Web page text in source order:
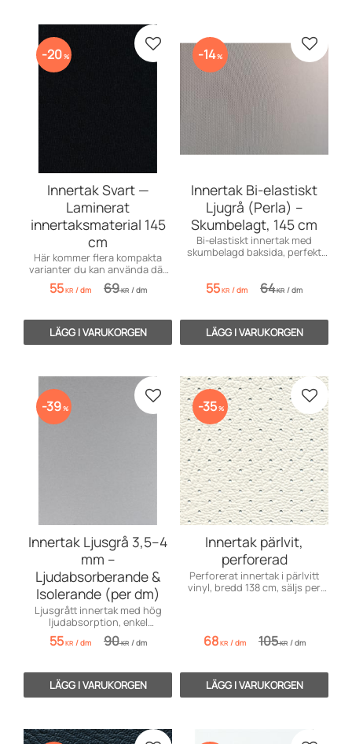
Innertak Svart —
Laminerat
innertaksmaterial 145
cm
Här kommer flera kompakta
varianter du kan använda där
utrymmet är begränsat — välj
den som passar bäst.
55KR /dm 69KR /dm
20% Lägg till i favoriter
Innertak Bi-elastiskt
Ljugrå (Perla) –
Skumbelagt, 145 cm
Bi-elastiskt innertak med
skumbelagd baksida, perfekt
(dm).
55KR /dm 64KR /dm
14% Lägg
Innertak Ljusgrå 3,5–4
mm –
Ljudabsorberande &
Isolerande (per dm)
Ljusgrått innertak med hög
ljudabsorption, enkel
installation – säljs per dm.
55KR /dm 90KR /dm
39% Lägg till i favoriter
Innertak pärlvit,
perforerad
Perforerat innertak i pärlvitt
vinyl, bredd 138 cm, säljs per
68KR /dm 105KR /dm
35% Lägg